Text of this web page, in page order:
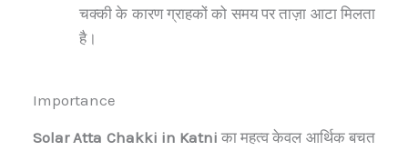
चक्की के कारण ग्राहकों को समय पर ताज़ा आटा मिलता
है।
Importance
Solar Atta Chakki in Katni का महत्व केवल आर्थिक बचत